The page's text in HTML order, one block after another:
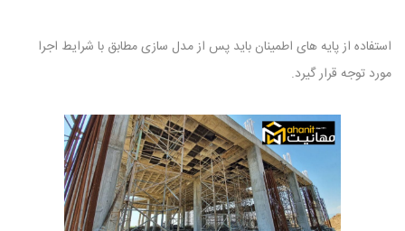
استفاده از پایه های اطمینان باید پس از مدل سازی مطابق با شرایط اجرا
مورد توجه قرار گیرد.